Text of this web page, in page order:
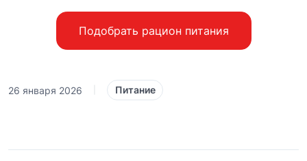
Подобрать рацион питания
26 января 2026 Питание